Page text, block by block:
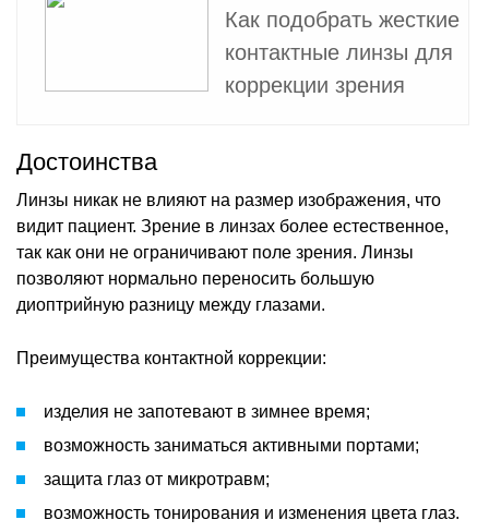
Как подобрать жесткие
контактные линзы для
коррекции зрения
Достоинства
Линзы никак не влияют на размер изображения, что
видит пациент. Зрение в линзах более естественное,
так как они не ограничивают поле зрения. Линзы
позволяют нормально переносить большую
диоптрийную разницу между глазами.
Преимущества контактной коррекции:
изделия не запотевают в зимнее время;
возможность заниматься активными портами;
защита глаз от микротравм;
возможность тонирования и изменения цвета глаз.